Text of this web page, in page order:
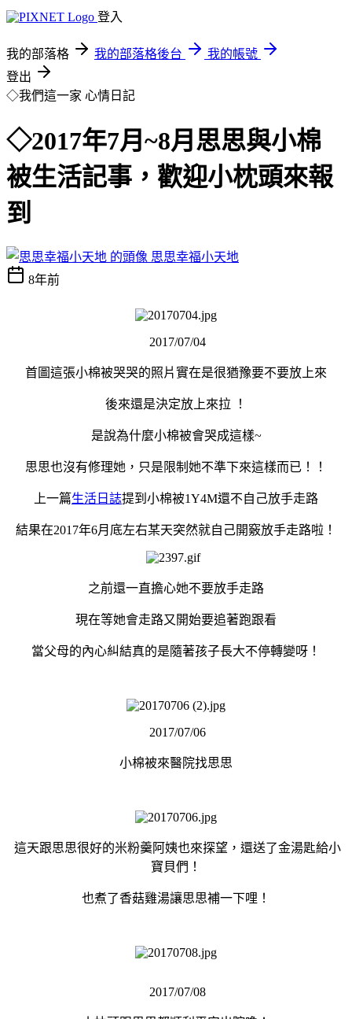
登入
我的部落格 我的部落格後台
我的帳號
登出
◇我們這一家 心情日記
◇2017年7月~8月思思與小棉
被生活記事，歡迎小枕頭來報
到
思思幸福小天地
8年前
2017/07/04
首圖這張小棉被哭哭的照片實在是很猶豫要不要放上來
後來還是決定放上來拉 ！
是說為什麼小棉被會哭成這樣~
思思也沒有修理她，只是限制她不準下來這樣而已！！
上一篇生活日誌提到小棉被1Y4M還不自己放手走路
結果在2017年6月底左右某天突然就自己開竅放手走路啦！
之前還一直擔心她不要放手走路
現在等她會走路又開始要追著跑跟看
當父母的內心糾結真的是隨著孩子長大不停轉變呀！
2017/07/06
小棉被來醫院找思思
這天跟思思很好的米粉羹阿姨也來探望，還送了金湯匙給小
寶貝們！
也煮了香菇雞湯讓思思補一下哩！
2017/07/08